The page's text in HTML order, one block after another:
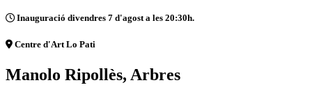
Inauguració divendres 7 d'agost a les 20:30h.
Centre d'Art Lo Pati
Manolo Ripollès, Arbres